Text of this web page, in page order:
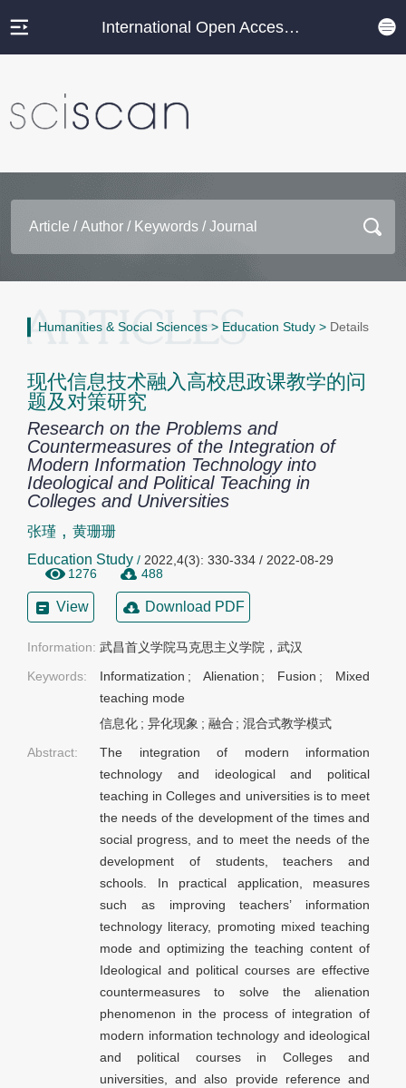
International Open Access Journal Platform
Humanities & Social Sciences > Education Study > Details
现代信息技术融入高校思政课教学的问
题及对策研究
Research on the Problems and
Countermeasures of the Integration of
Modern Information Technology into
Ideological and Political Teaching in
Colleges and Universities
张瑾 , 黄珊珊
Education Study / 2022,4(3): 330-334 / 2022-08-29
1276
488
View Download PDF
Information: 武昌首义学院马克思主义学院，武汉
Keywords:
Informatization ; Alienation ; Fusion ; Mixed
teaching mode
信息化 ; 异化现象 ; 融合 ;混合式教学模式
Abstract:
The integration of modern information
technology and ideological and political
teaching in Colleges and universities is to meet
the needs of the development of the times and
social progress, and to meet the needs of the
development of students, teachers and
schools. In practical application, measures
such as improving teachers’ information
technology literacy, promoting mixed teaching
mode and optimizing the teaching content of
Ideological and political courses are effective
countermeasures to solve the alienation
phenomenon in the process of integration of
modern information technology and ideological
and political courses in Colleges and
universities, and also provide reference and